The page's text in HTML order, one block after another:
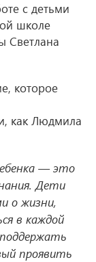
с детьми
школе
Светлана
которое
как Людмила
— это
Дети
о жизни,
в каждой
проявить